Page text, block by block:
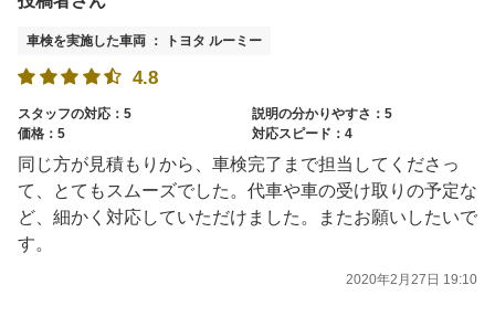
車検を実施した車両 ： トヨタ ルーミー
4.8
スタッフの対応：5
説明の分かりやすさ：5
価格：5
対応スピード：4
同じ方が見積もりから、車検完了まで担当してくださっ
て、とてもスムーズでした。代車や車の受け取りの予定な
ど、細かく対応していただけました。またお願いしたいで
す。
2020年2月27日 19:10